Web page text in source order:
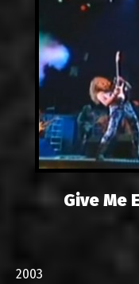
Give Me
2003